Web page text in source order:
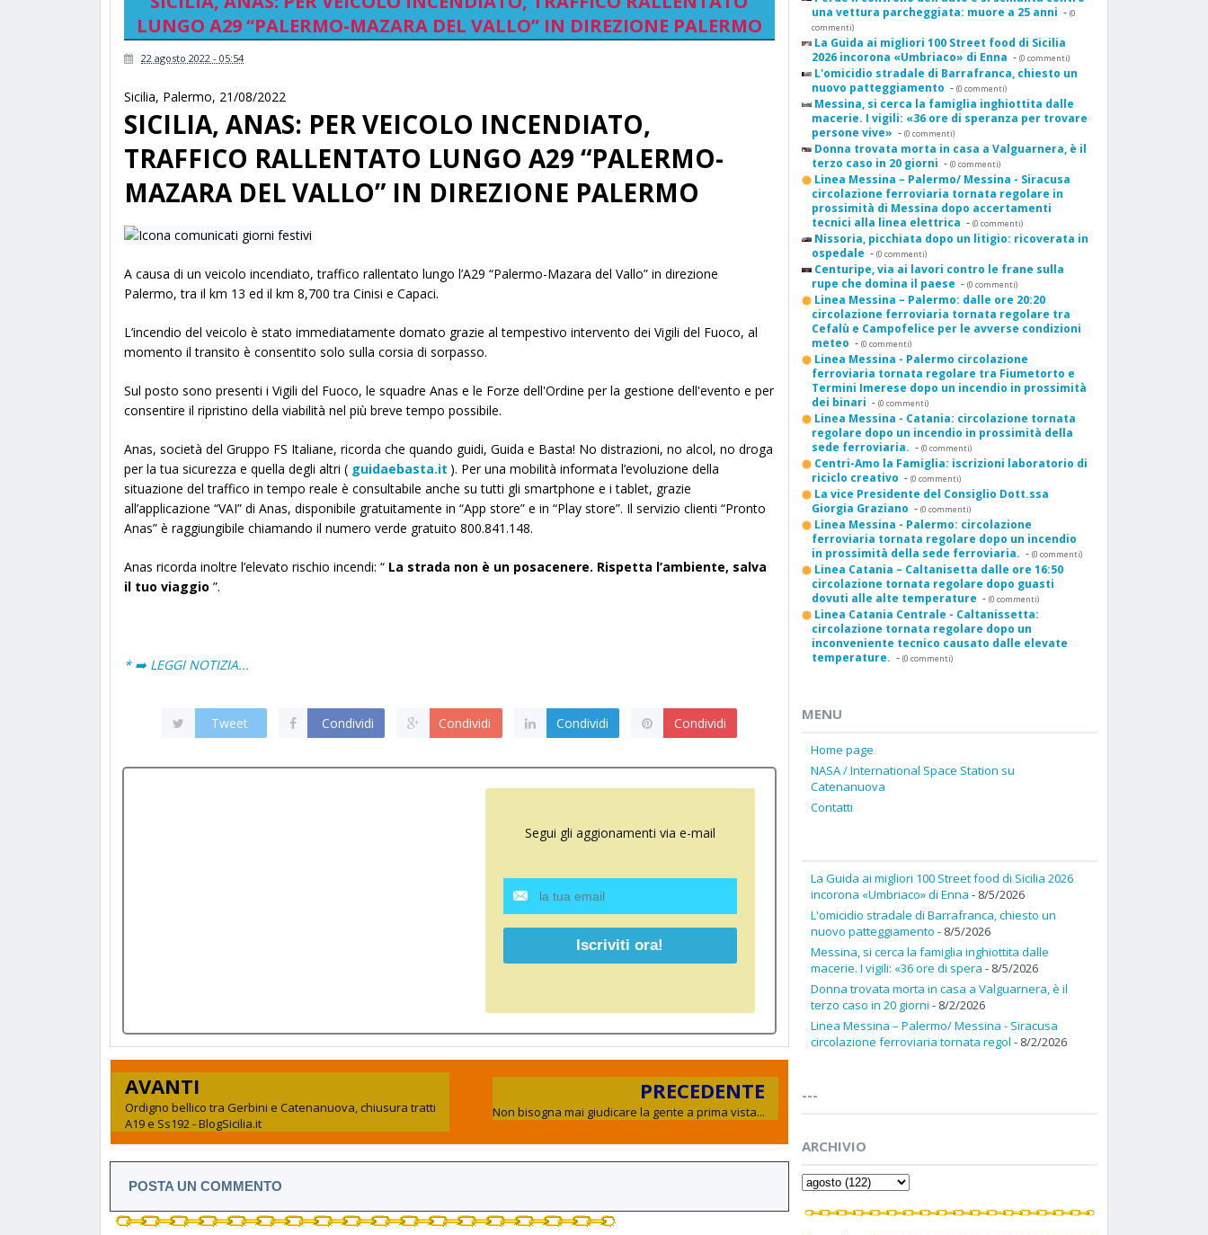
LUNGO A29 “PALERMO-MAZARA DEL VALLO” IN DIREZIONE PALERMO
22 agosto 2022 - 05:54
Sicilia, Palermo, 21/08/2022
SICILIA, ANAS: PER VEICOLO INCENDIATO,
TRAFFICO RALLENTATO LUNGO A29 “PALERMO-
MAZARA DEL VALLO” IN DIREZIONE PALERMO
A causa di un veicolo incendiato, traffico rallentato lungo l’A29 “Palermo-Mazara del Vallo” in direzione
Palermo, tra il km 13 ed il km 8,700 tra Cinisi e Capaci.
L’incendio del veicolo è stato immediatamente domato grazie al tempestivo intervento dei Vigili del Fuoco, al
momento il transito è consentito solo sulla corsia di sorpasso.
Sul posto sono presenti i Vigili del Fuoco, le squadre Anas e le Forze dell'Ordine per la gestione dell'evento e per
consentire il ripristino della viabilità nel più breve tempo possibile.
Anas, società del Gruppo FS Italiane, ricorda che quando guidi, Guida e Basta! No distrazioni, no alcol, no droga
per la tua sicurezza e quella degli altri ( guidaebasta.it ). Per una mobilità informata l’evoluzione della
situazione del traffico in tempo reale è consultabile anche su tutti gli smartphone e i tablet, grazie
all’applicazione “VAI” di Anas, disponibile gratuitamente in “App store” e in “Play store”. Il servizio clienti “Pronto
Anas” è raggiungibile chiamando il numero verde gratuito 800.841.148.
Anas ricorda inoltre l’elevato rischio incendi: “ La strada non è un posacenere. Rispetta l’ambiente, salva
il tuo viaggio ”.
* ➡️ LEGGI NOTIZIA...
Tweet Condividi Condividi Condividi Condividi
Segui gli aggionamenti via e-mail
AVANTI
Ordigno bellico tra Gerbini e Catenanuova, chiusura tratti
A19 e Ss192 - BlogSicilia.it
PRECEDENTE
Non bisogna mai giudicare la gente a prima vista...
POSTA UN COMMENTO
una vettura parcheggiata: muore a 25 anni - (0
commenti)
La Guida ai migliori 100 Street food di Sicilia
2026 incorona «Umbriaco» di Enna - (0 commenti)
L'omicidio stradale di Barrafranca, chiesto un
nuovo patteggiamento - (0 commenti)
Messina, si cerca la famiglia inghiottita dalle
macerie. I vigili: «36 ore di speranza per trovare
persone vive» - (0 commenti)
Donna trovata morta in casa a Valguarnera, è il
terzo caso in 20 giorni - (0 commenti)
Linea Messina – Palermo/ Messina - Siracusa
circolazione ferroviaria tornata regolare in
prossimità di Messina dopo accertamenti
tecnici alla linea elettrica - (0 commenti)
Nissoria, picchiata dopo un litigio: ricoverata in
ospedale - (0 commenti)
Centuripe, via ai lavori contro le frane sulla
rupe che domina il paese - (0 commenti)
Linea Messina – Palermo: dalle ore 20:20
circolazione ferroviaria tornata regolare tra
Cefalù e Campofelice per le avverse condizioni
meteo - (0 commenti)
Linea Messina - Palermo circolazione
ferroviaria tornata regolare tra Fiumetorto e
Termini Imerese dopo un incendio in prossimità
dei binari - (0 commenti)
Linea Messina - Catania: circolazione tornata
regolare dopo un incendio in prossimità della
sede ferroviaria. - (0 commenti)
Centri-Amo la Famiglia: iscrizioni laboratorio di
riciclo creativo - (0 commenti)
La vice Presidente del Consiglio Dott.ssa
Giorgia Graziano - (0 commenti)
Linea Messina - Palermo: circolazione
ferroviaria tornata regolare dopo un incendio
in prossimità della sede ferroviaria. - (0 commenti)
Linea Catania – Caltanisetta dalle ore 16:50
circolazione tornata regolare dopo guasti
dovuti alle alte temperature - (0 commenti)
Linea Catania Centrale - Caltanissetta:
circolazione tornata regolare dopo un
inconveniente tecnico causato dalle elevate
temperature. - (0 commenti)
MENU
Home page
NASA / International Space Station su
Catenanuova
Contatti
La Guida ai migliori 100 Street food di Sicilia 2026
incorona «Umbriaco» di Enna - 8/5/2026
L'omicidio stradale di Barrafranca, chiesto un
nuovo patteggiamento - 8/5/2026
Messina, si cerca la famiglia inghiottita dalle
macerie. I vigili: «36 ore di spera - 8/5/2026
Donna trovata morta in casa a Valguarnera, è il
terzo caso in 20 giorni - 8/2/2026
Linea Messina – Palermo/ Messina - Siracusa
circolazione ferroviaria tornata regol - 8/2/2026
---
ARCHIVIO